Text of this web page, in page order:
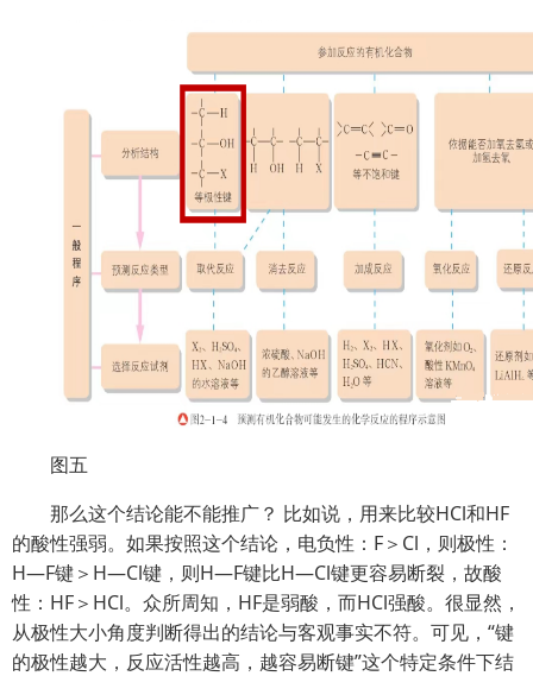
图五
那么这个结论能不能推广？ 比如说，用来比较HCl和HF
的酸性强弱。如果按照这个结论，电负性：F＞Cl，则极性：
H—F键＞H—Cl键，则H—F键比H—Cl键更容易断裂，故酸
性：HF＞HCl。众所周知，HF是弱酸，而HCl强酸。很显然，
从极性大小角度判断得出的结论与客观事实不符。可见，“键
的极性越大，反应活性越高，越容易断键”这个特定条件下结